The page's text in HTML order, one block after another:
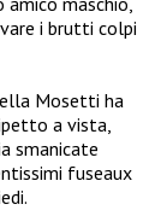
i brutti colpi
Mosetti ha
a vista,
smanicate
fuseaux